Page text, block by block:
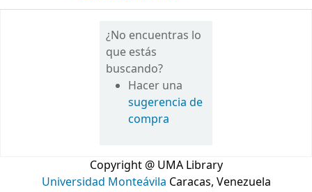
¿No encuentras lo
que estás
buscando?
Hacer una
sugerencia de
compra
Copyright @ UMA Library
Universidad Monteávila Caracas, Venezuela